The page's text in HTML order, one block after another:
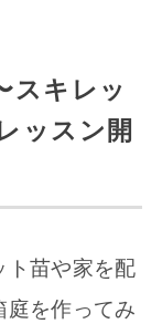
スキレッ
ッスン開
ト苗や家を配
庭を作ってみ